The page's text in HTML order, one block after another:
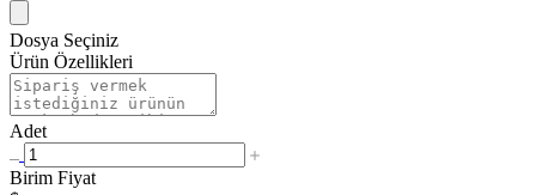
Dosya Seçiniz
Ürün Özellikleri
Adet
Birim Fiyat